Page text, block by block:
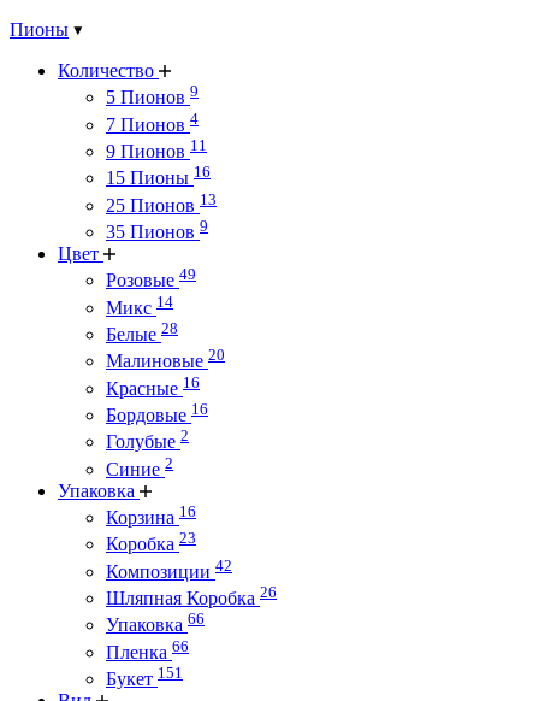
Пионы
Количество
5 Пионов 9
7 Пионов 4
9 Пионов 11
15 Пионы 16
25 Пионов 13
35 Пионов 9
Цвет
Розовые 49
Микс 14
Белые 28
Малиновые 20
Красные 16
Бордовые 16
Голубые 2
Синие 2
Упаковка
Корзина 16
Коробка 23
Композиции 42
Шляпная Коробка 26
Упаковка 66
Пленка 66
Букет 151